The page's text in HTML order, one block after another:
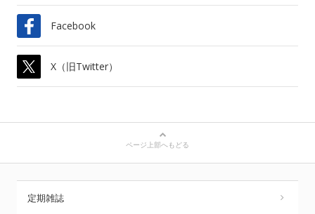
Facebook
X（旧Twitter）
ページ上部へもどる
定期雑誌